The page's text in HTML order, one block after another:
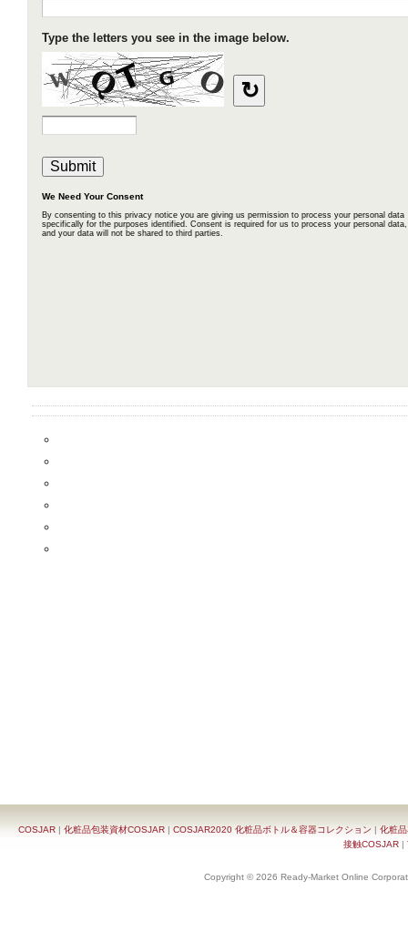
COSJAR | 化粧品包装資材COSJAR | COSJAR2020 化粧品ボトル＆容器コレクション | 化粧
接触COSJAR|
Copyright © 2026 Ready-Market Online